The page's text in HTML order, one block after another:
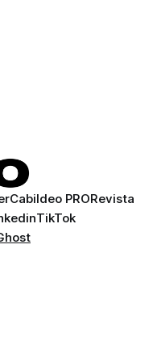
Cabildeo PRORevista
TikTok